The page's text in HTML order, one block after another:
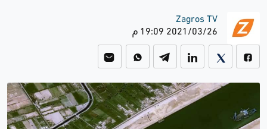
Zagros TV
2021/03/26 19:09 م